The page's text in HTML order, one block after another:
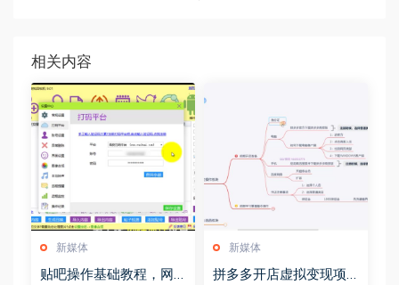
相关内容
新媒体
贴吧操作基础教程，网
新媒体
拼多多开店虚拟变现项